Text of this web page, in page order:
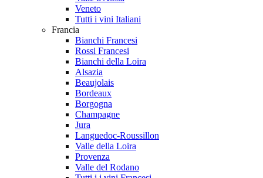
Veneto
Tutti i vini Italiani
Francia
Bianchi Francesi
Rossi Francesi
Bianchi della Loira
Alsazia
Beaujolais
Bordeaux
Borgogna
Champagne
Jura
Languedoc-Roussillon
Valle della Loira
Provenza
Valle del Rodano